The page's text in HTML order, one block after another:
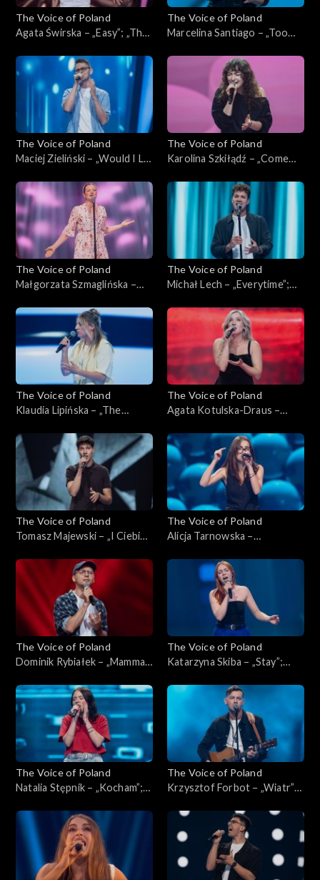
The Voice of Poland
Agata Świrska – „Easy”; „The
Przesłuchania w ciemno, 4
października 2025
The Voice of Poland
Marcelina Santiago – „Too
Poland”, Przesłuchania w
ciemno, 4 października 2025
The Voice of Poland
Maciej Zieliński – „Would I Lie
Poland”, Przesłuchania w
ciemno, 4 października 2025
The Voice of Poland
Karolina Szkiłądź – „Come
of Poland”, Przesłuchania w
ciemno, 4 października 2025
The Voice of Poland
Małgorzata Szmaglińska –
Poland”, Przesłuchania w
ciemno, 4 października 2025
The Voice of Poland
Michał Lech – „Everytime”;
Przesłuchania w ciemno, 4
października 2025
The Voice of Poland
Klaudia Lipińska – „The
Poland”, Przesłuchania w
ciemno, 4 października 2025
The Voice of Poland
Agata Kotulska-Draus –
Poland”, Przesłuchania w
ciemno, 4 października 2025
The Voice of Poland
Tomasz Majewski – „I Ciebie
Poland”, Przesłuchania w
ciemno, 4 października 2025
The Voice of Poland
Alicja Tarnowska –
Poland”, Przesłuchania w
ciemno, 4 października 2025
The Voice of Poland
Dominik Rybiałek – „Mamma
Przesłuchania w ciemno, 4
października 2025
The Voice of Poland
Katarzyna Skiba – „Stay”;
Przesłuchania w ciemno, 4
października 2025
The Voice of Poland
Natalia Stępnik – „Kocham”;
Przesłuchania w ciemno, 27
września 2025
The Voice of Poland
Krzysztof Forbot – „Wiatr”;
Przesłuchania w ciemno, 27
września 2025